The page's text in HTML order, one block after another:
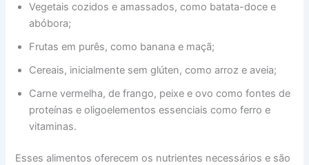
Vegetais cozidos e amassados, como batata-doce e
abóbora;
Frutas em purês, como banana e maçã;
Cereais, inicialmente sem glúten, como arroz e aveia;
Carne vermelha, de frango, peixe e ovo como fontes de
proteínas e oligoelementos essenciais como ferro e
vitaminas.
Esses alimentos oferecem os nutrientes necessários e são